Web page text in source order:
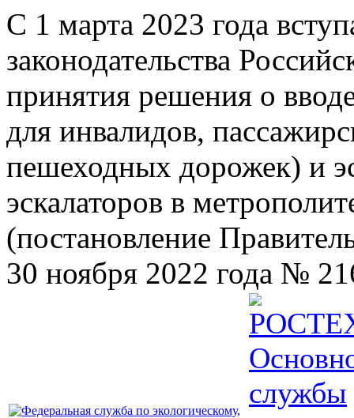
С 1 марта 2023 года
законодательства
принятия решения о
для инвалидов,
пешеходных дорожек) и
эскалаторов в
(постановление
30 ноября 2022 года №
службы